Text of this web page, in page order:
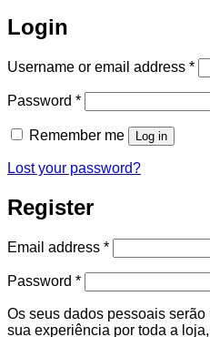
Login
Username or email address *
Password *Required
Remember me Log in
Lost your password?
Register
Email address *Required
Password *Required
Os seus dados pessoais
sua experiência por toda a